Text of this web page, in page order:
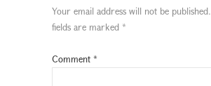
Your email address will not be published.
fields are marked *
Comment *